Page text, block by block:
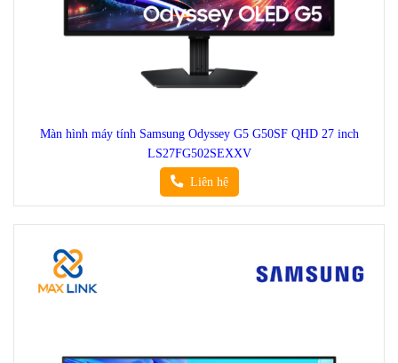
Màn hình máy tính Samsung Odyssey G5 G50SF QHD 27 inch
LS27FG502SEXXV
Liên hệ